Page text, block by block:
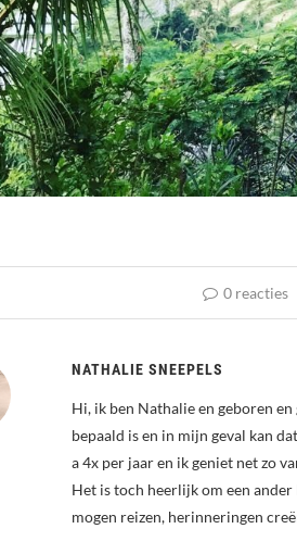
0 reacties
NATHALIE SNEEPELS
Hi, ik ben Nathalie en geboren
bepaald is en in mijn geval kan
a 4x per jaar en ik geniet net zo
Het is toch heerlijk om een
mogen reizen, herinneringen